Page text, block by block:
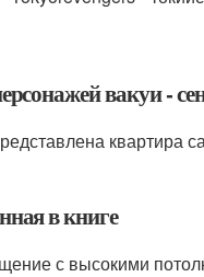
вакуи -
квартира
в книге
с высокими